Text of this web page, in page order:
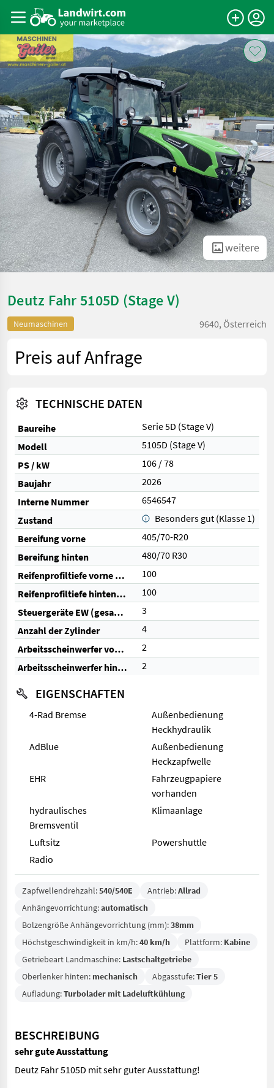
weitere
Deutz Fahr 5105D (Stage V)
Neumaschinen 9640, Österreich
Preis auf Anfrage
TECHNISCHE DATEN
Baureihe
Serie 5D (Stage V)
Modell
5105D (Stage V)
PS / kW
106 / 78
Baujahr
2026
Interne Nummer
6546547
Zustand
Besonders gut (Klasse 1)
Bereifung vorne
405/70-R20
Bereifung hinten
480/70 R30
Reifenprofiltiefe vorne (%)
100
Reifenprofiltiefe hinten (%)
100
Steuergeräte EW (gesamt)
3
Anzahl der Zylinder
4
Arbeitsscheinwerfer vorne
2
Arbeitsscheinwerfer hinten
2
EIGENSCHAFTEN
4-Rad Bremse
Außenbedienung
Heckhydraulik
AdBlue
Außenbedienung
Heckzapfwelle
EHR
Fahrzeugpapiere
vorhanden
hydraulisches
Bremsventil
Klimaanlage
Luftsitz
Powershuttle
Radio
Zapfwellendrehzahl:540/540E Antrieb:Allrad
Anhängevorrichtung:automatisch
Bolzengröße Anhängevorrichtung (mm):38mm
Höchstgeschwindigkeit in km/h:40 km/h Plattform: Kabine
Getriebeart Landmaschine: Lastschaltgetriebe
Oberlenker hinten: mechanisch Abgasstufe:Tier 5
Aufladung:Turbolader mit Ladeluftkühlung
BESCHREIBUNG
sehr gute Ausstattung
Deutz Fahr 5105D mit sehr guter Ausstattung!